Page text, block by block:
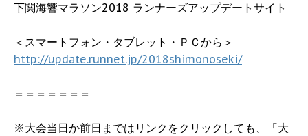
下関海響マラソン2018 ランナーズアップデートサイト
＜スマートフォン・タブレット・ＰＣから＞
http://update.runnet.jp/2018shimonoseki/
＝＝＝＝＝＝＝
※大会当日か前日まではリンクをクリックしても、「大